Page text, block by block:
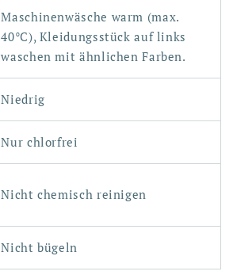
Maschinenwäsche warm (max.
40°C), Kleidungsstück auf links
waschen mit ähnlichen Farben.
Niedrig
Nur chlorfrei
Nicht chemisch reinigen
Nicht bügeln